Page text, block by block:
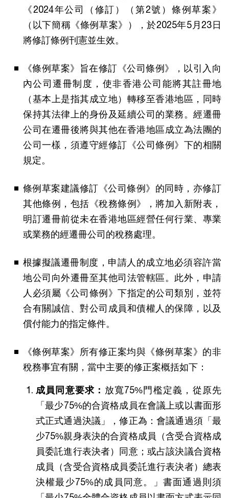
《2024年公司（修訂）（第2號）條例草案》
（以下簡稱《條例草案》），於2025年5月23日
將修訂條例刊憲並生效。
《條例草案》旨在修訂《公司條例》，以引入向
內公司遷冊制度，使非香港公司能將其註冊地
（基本上是指其成立地）轉移至香港地區，同時
保持其法律上的身份及延續公司的業務。經遷冊
公司在遷冊後將與其他在香港地區成立為法團的
公司一樣，須遵守經修訂《公司條例》下的相關
規定。
條例草案建議修訂《公司條例》的同時，亦修訂
其他條例，包括《稅務條例》，將加入新附表，
明訂遷冊前從未在香港地區經營任何行業、專業
或業務的經遷冊公司的稅務處理。
根據擬議遷冊制度，申請人的成立地必須容許當
地公司向外遷冊至其他司法管轄區。此外，申請
人必須屬《公司條例》下指定的公司類別，並符
合有關誠信、對公司成員和債權人的保障，以及
償付能力的指定條件。
《條例草案》所有修正案均與《條例草案》的非
稅務事宜有關，當中主要的修正案概括如下：
成員同意要求： 放寬75%門檻定義，從原先
「最少75%的合資格成員在會議上或以書面形
式正式通過決議」，修正為：會議通過須「最
少75%親身表決的合資格成員（含受合資格成
員委託進行表決者）同意；或占該決議合資格
成員（含受合資格成員委託進行表決者）總表
決權最少75%的成員同意。」書面通過則須